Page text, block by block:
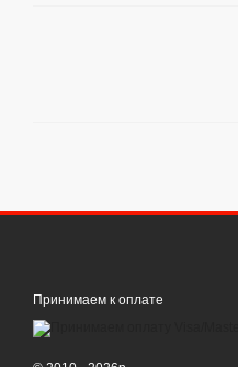
Принимаем к оплате